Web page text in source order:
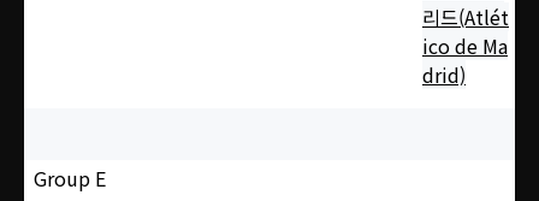
리드(Atlét
ico de Ma
drid)
Group E